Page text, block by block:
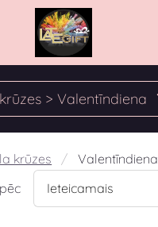
Metāla krūzes > Valentīndiena
krūzes
Valentīndiena